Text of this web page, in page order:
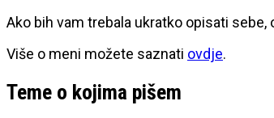
Ako bih vam trebala ukratko opisati
Više o meni možete saznati ovdje.
Teme o kojima pišem